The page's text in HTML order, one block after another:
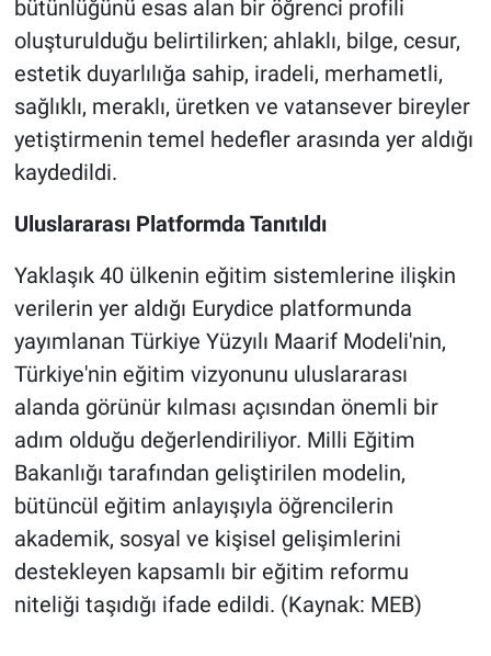
bütünlüğünü esas alan bir öğrenci profili
oluşturulduğu belirtilirken; ahlaklı, bilge, cesur,
estetik duyarlılığa sahip, iradeli, merhametli,
sağlıklı, meraklı, üretken ve vatansever bireyler
yetiştirmenin temel hedefler arasında yer aldığı
kaydedildi.
Uluslararası Platformda Tanıtıldı
Yaklaşık 40 ülkenin eğitim sistemlerine ilişkin
verilerin yer aldığı Eurydice platformunda
yayımlanan Türkiye Yüzyılı Maarif Modeli'nin,
Türkiye'nin eğitim vizyonunu uluslararası
alanda görünür kılması açısından önemli bir
adım olduğu değerlendiriliyor. Milli Eğitim
Bakanlığı tarafından geliştirilen modelin,
bütüncül eğitim anlayışıyla öğrencilerin
akademik, sosyal ve kişisel gelişimlerini
destekleyen kapsamlı bir eğitim reformu
niteliği taşıdığı ifade edildi. (Kaynak: MEB)